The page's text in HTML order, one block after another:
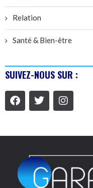
Relation
Santé & Bien-être
SUIVEZ-NOUS SUR :